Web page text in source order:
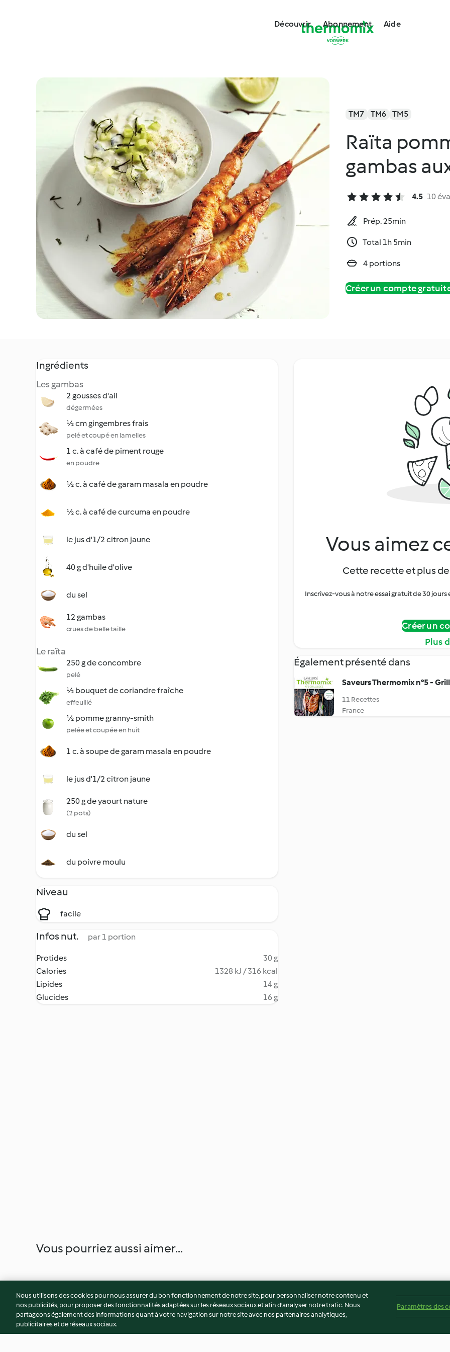
Découvrir Abonnement Aide
TM7 TM6 TM5
Raïta
gambas
4.5 10
Prép. 25min
Total 1h 5min
4 portions
Créer un compte
Ingrédients
Les gambas
2 gousses d'ail
dégermées
½ cm gingembres frais
pelé et coupé en lamelles
1 c. à café de piment rouge
en poudre
½ c. à café de garam masala en poudre
½ c. à café de curcuma en poudre
le jus d'1/2 citron jaune
40 g d'huile d'olive
du sel
12 gambas
crues de belle taille
Le raïta
250 g de concombre
pelé
½ bouquet de coriandre fraîche
effeuillé
½ pomme granny-smith
pelée et coupée en huit
1 c. à soupe de garam masala en poudre
le jus d'1/2 citron jaune
250 g de yaourt nature
(2 pots)
du sel
du poivre moulu
Niveau
facile
Infos nut. par 1 portion
Protides
30 g
Calories
1328 kJ / 316 kcal
Lipides
14 g
Glucides
16 g
Vous aimez
Cette recette et plus
Inscrivez-vous à notre essai gratuit de 30
Créer un
Plus
Également présenté dans
Saveurs Thermomix n°5 -
11 Recettes
France
Vous pourriez aussi aimer...
Nous utilisons des cookies pour nous assurer du bon fonctionnement de notre site, pour personnaliser notre contenu et
nos publicités, pour proposer des fonctionnalités adaptées sur les réseaux sociaux et afin d’analyser notre trafic. Nous
partageons également des informations quant à votre navigation sur notre site avec nos partenaires analytiques,
publicitaires et de réseaux sociaux.
Paramètres des